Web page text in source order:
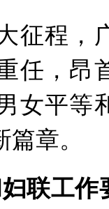
程，
任，昂
女平等
章。
联工作